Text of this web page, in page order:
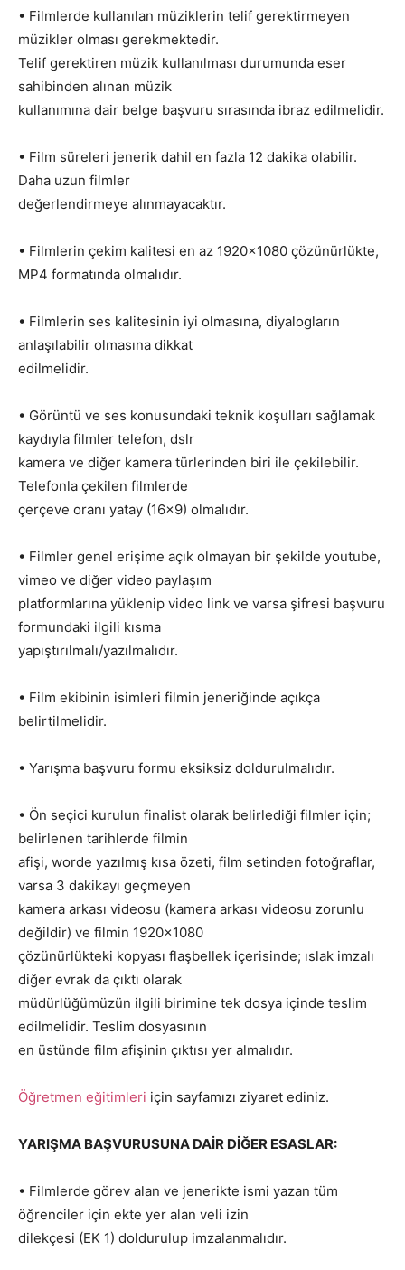
• Filmlerde kullanılan müziklerin telif gerektirmeyen
müzikler olması gerekmektedir.
Telif gerektiren müzik kullanılması durumunda eser
sahibinden alınan müzik
kullanımına dair belge başvuru sırasında ibraz edilmelidir.
• Film süreleri jenerik dahil en fazla 12 dakika olabilir.
Daha uzun filmler
değerlendirmeye alınmayacaktır.
• Filmlerin çekim kalitesi en az 1920×1080 çözünürlükte,
MP4 formatında olmalıdır.
• Filmlerin ses kalitesinin iyi olmasına, diyalogların
anlaşılabilir olmasına dikkat
edilmelidir.
• Görüntü ve ses konusundaki teknik koşulları sağlamak
kaydıyla filmler telefon, dslr
kamera ve diğer kamera türlerinden biri ile çekilebilir.
Telefonla çekilen filmlerde
çerçeve oranı yatay (16×9) olmalıdır.
• Filmler genel erişime açık olmayan bir şekilde youtube,
vimeo ve diğer video paylaşım
platformlarına yüklenip video link ve varsa şifresi başvuru
formundaki ilgili kısma
yapıştırılmalı/yazılmalıdır.
• Film ekibinin isimleri filmin jeneriğinde açıkça
belirtilmelidir.
• Yarışma başvuru formu eksiksiz doldurulmalıdır.
• Ön seçici kurulun finalist olarak belirlediği filmler için;
belirlenen tarihlerde filmin
afişi, worde yazılmış kısa özeti, film setinden fotoğraflar,
varsa 3 dakikayı geçmeyen
kamera arkası videosu (kamera arkası videosu zorunlu
değildir) ve filmin 1920×1080
çözünürlükteki kopyası flaşbellek içerisinde; ıslak imzalı
diğer evrak da çıktı olarak
müdürlüğümüzün ilgili birimine tek dosya içinde teslim
edilmelidir. Teslim dosyasının
en üstünde film afişinin çıktısı yer almalıdır.
Öğretmen eğitimleri için sayfamızı ziyaret ediniz.
YARIŞMA BAŞVURUSUNA DAİR DİĞER ESASLAR:
• Filmlerde görev alan ve jenerikte ismi yazan tüm
öğrenciler için ekte yer alan veli izin
dilekçesi (EK 1) doldurulup imzalanmalıdır.